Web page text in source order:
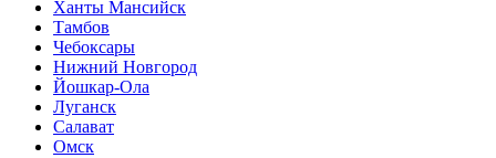
Ханты Мансийск
Тамбов
Чебоксары
Нижний Новгород
Йошкар-Ола
Луганск
Салават
Омск